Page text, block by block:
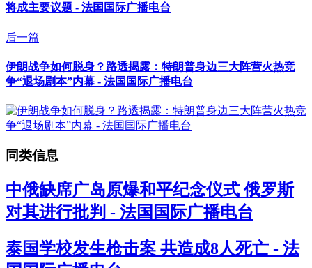
将成主要议题 - 法国国际广播电台
后一篇
伊朗战争如何脱身？路透揭露：特朗普身边三大阵营火热竞
争“退场剧本”内幕 - 法国国际广播电台
同类信息
中俄缺席广岛原爆和平纪念仪式 俄罗斯
对其进行批判 - 法国国际广播电台
泰国学校发生枪击案 共造成8人死亡 - 法